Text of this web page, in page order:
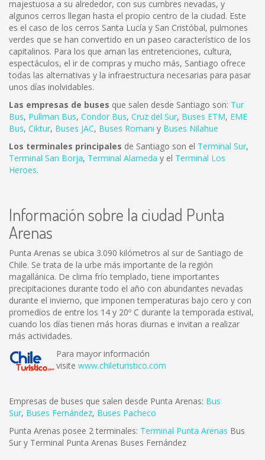
majestuosa a su alrededor, con sus cumbres nevadas, y
algunos cerros llegan hasta el propio centro de la ciudad. Este
es el caso de los cerros Santa Lucía y San Cristóbal, pulmones
verdes que se han convertido en un paseo característico de los
capitalinos. Para los que aman las entretenciones, cultura,
espectáculos, el ir de compras y mucho más, Santiago ofrece
todas las alternativas y la infraestructura necesarias para pasar
unos días inolvidables.
Las empresas de buses que salen desde Santiago son: Tur
Bus, Pullman Bus, Condor Bus, Cruz del Sur, Buses ETM, EME
Bus, Ciktur, Buses JAC, Buses Romani y Buses Nilahue
Los terminales principales de Santiago son el Terminal Sur,
Terminal San Borja, Terminal Alameda y el Terminal Los
Heroes.
Información sobre la ciudad Punta
Arenas
Punta Arenas se ubica 3.090 kilómetros al sur de Santiago de
Chile. Se trata de la urbe más importante de la región
magallánica. De clima frío templado, tiene importantes
precipitaciones durante todo el año con abundantes nevadas
durante el invierno, que imponen temperaturas bajo cero y con
promedios de entre los 14 y 20º C durante la temporada estival,
cuando los días tienen más horas diurnas e invitan a realizar
más actividades.
Para mayor información
visite www.chileturistico.com
Empresas de buses que salen desde Punta Arenas: Bus
Sur, Buses Fernández, Buses Pacheco
Punta Arenas posee 2 terminales: Terminal Punta Arenas Bus
Sur y Terminal Punta Arenas Buses Fernández